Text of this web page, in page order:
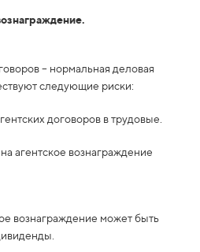
– нормальная деловая
следующие риски:
договоров в трудовые.
агентское вознаграждение
вознаграждение может быть